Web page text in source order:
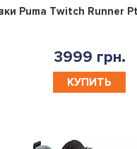
Puma Twitch Runner
3999 грн.
КУПИТЬ